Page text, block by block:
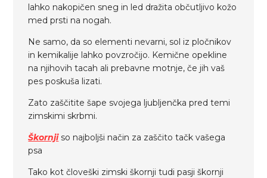
lahko nakopičen sneg in led dražita občutljivo kožo
med prsti na nogah.
Ne samo, da so elementi nevarni, sol iz pločnikov
in kemikalije lahko povzročijo. Kemične opekline
na njihovih tacah ali prebavne motnje, če jih vaš
pes poskuša lizati.
Zato zaščitite šape svojega ljubljenčka pred temi
zimskimi skrbmi.
Škornjiso najboljši način za zaščito tačk vašega
psa
Tako kot človeški zimski škornji tudi pasji škornji